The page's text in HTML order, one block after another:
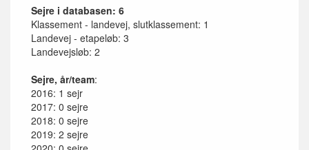
Sejre i databasen: 6
Klassement - landevej, slutklassement: 1
Landevej - etapeløb: 3
Landevejsløb: 2
Sejre, år/team:
2016: 1 sejr
2017: 0 sejre
2018: 0 sejre
2019: 2 sejre